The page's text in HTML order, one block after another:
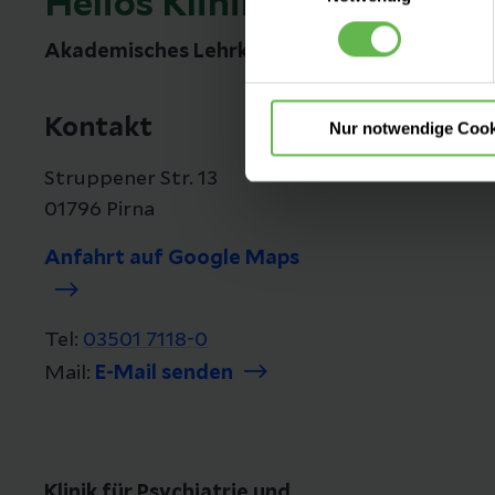
nicht notwendigen Cookies
einzuwilligen. Ihre
Nur notwendige
Akademisches Lehrkrankenhaus
Kontakt
Struppener Str. 13
01796 Pirna
Anfahrt auf Google Maps
Tel: 03501 7118-0
Mail: E-Mail senden